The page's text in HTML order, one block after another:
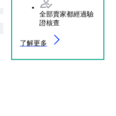
全部賣家都經過驗
證核查
了解更多